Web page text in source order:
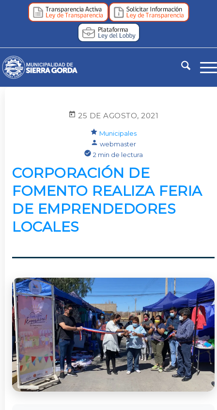
25 DE AGOSTO, 2021
Municipales
webmaster
2 min de lectura
CORPORACIÓN DE
FOMENTO REALIZA FERIA
DE EMPRENDEDORES
LOCALES